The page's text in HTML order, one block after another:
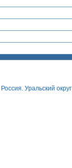
Россия. Уральский округ